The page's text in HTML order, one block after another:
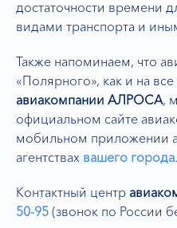
достаточности времени
видами транспорта и
Также напоминаем, что
«Полярного», как и на
авиакомпании АЛРОСА,
официальном сайте
мобильном приложении
агентствах вашего города.
Контактный центр
50-95 (звонок по России